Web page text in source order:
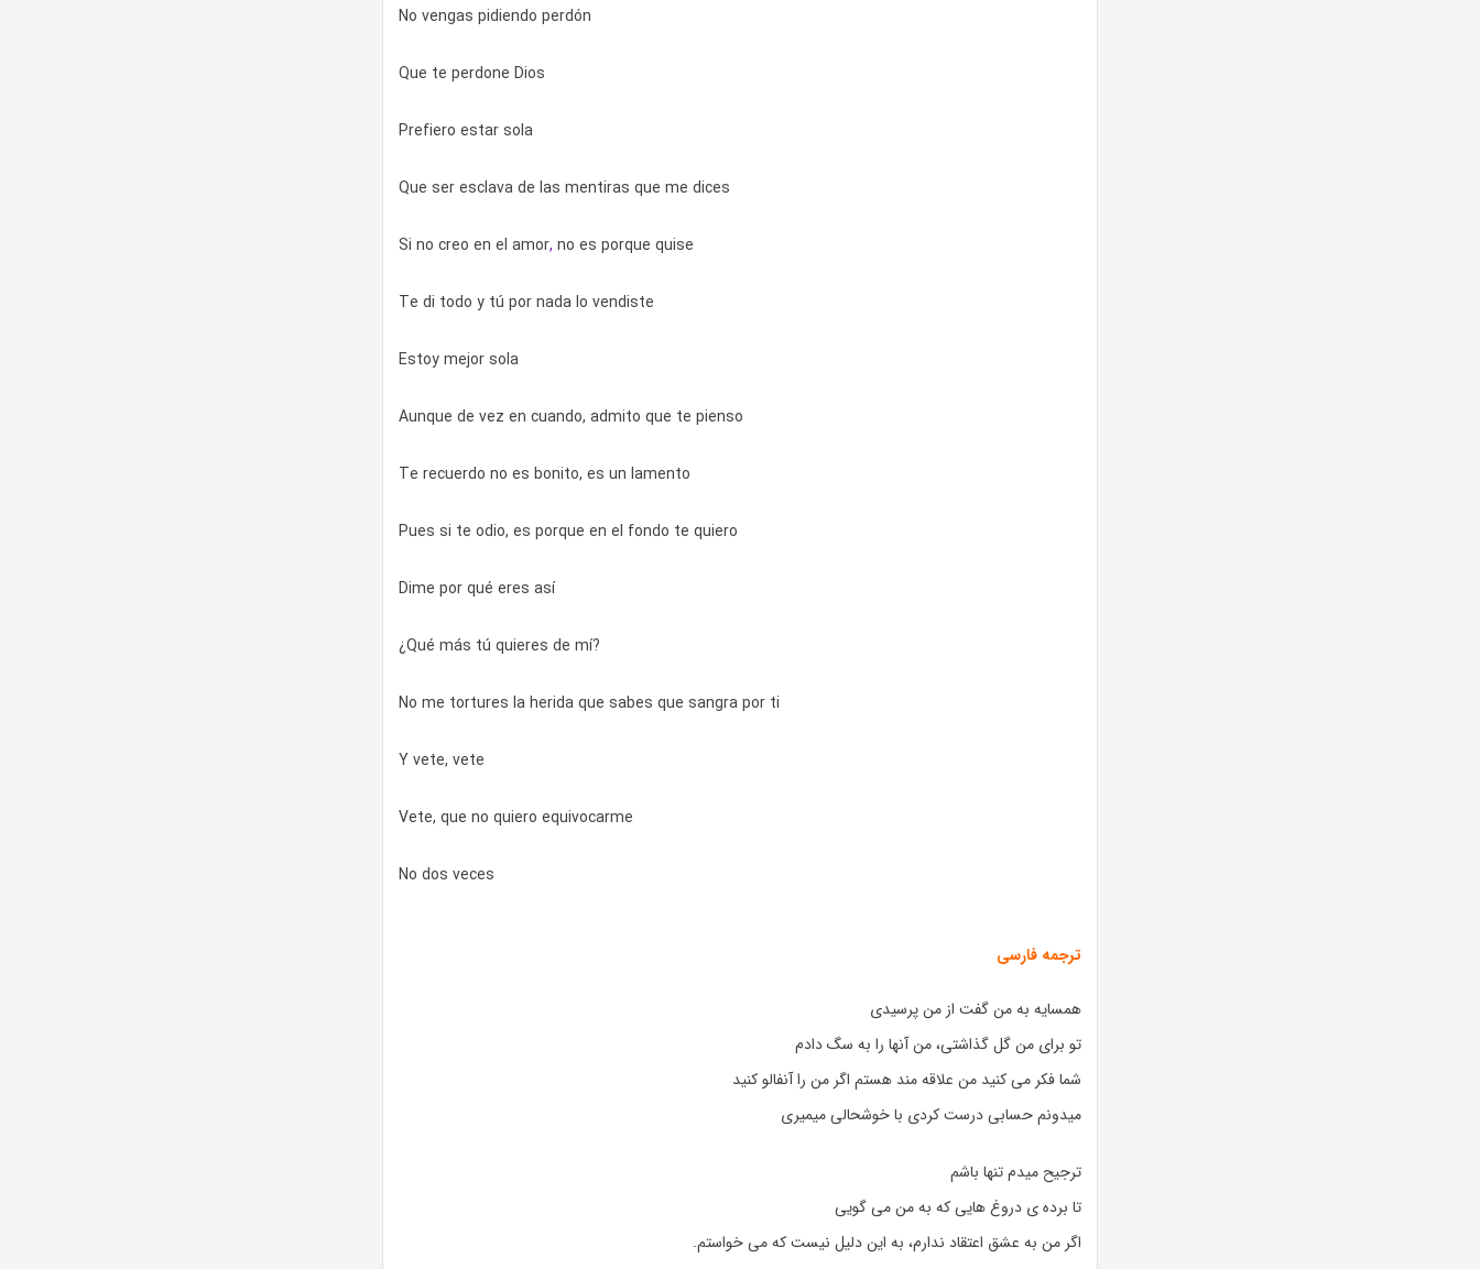
No vengas pidiendo perdón
Que te perdone Dios
Prefiero estar sola
Que ser esclava de las mentiras que me dices
Si no creo en el amor, no es porque quise
Te di todo y tú por nada lo vendiste
Estoy mejor sola
Aunque de vez en cuando, admito que te pienso
Te recuerdo no es bonito, es un lamento
Pues si te odio, es porque en el fondo te quiero
Dime por qué eres así
¿Qué más tú quieres de mí?
No me tortures la herida que sabes que sangra por ti
Y vete, vete
Vete, que no quiero equivocarme
No dos veces
ترجمه فارسی
همسایه به من گفت از من پرسیدی
تو برای من گل گذاشتی، من آنها را به سگ دادم
شما فکر می کنید من علاقه مند هستم اگر من را آنفالو کنید
میدونم حسابی درست کردی با خوشحالی میمیری
ترجیح میدم تنها باشم
تا برده ی دروغ هایی که به من می گویی
اگر من به عشق اعتقاد ندارم، به این دلیل نیست که می خواستم.